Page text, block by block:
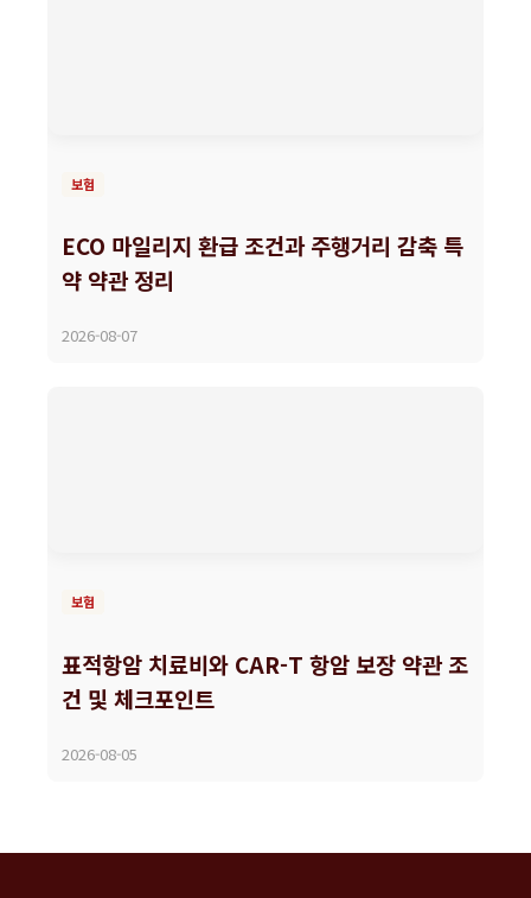
보험
ECO 마일리지 환급 조건과 주행거리 감축 특
약 약관 정리
2026-08-07
보험
표적항암 치료비와 CAR-T 항암 보장 약관 조
건 및 체크포인트
2026-08-05